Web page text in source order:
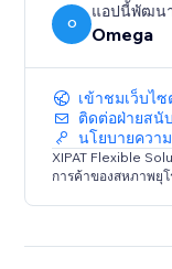
O
แอปนี้พัฒน
Omega
เข้าชมเว็บไซ
ติดต่อฝ่ายสนั
นโยบายควา
XIPAT Flexible
การค้าของสหภาพยุ